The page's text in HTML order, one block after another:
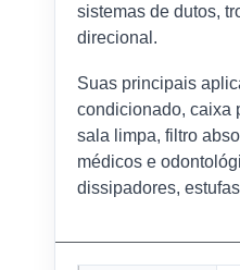
sistemas de dutos,
direcional.
Suas principais
condicionado, caixa
sala limpa, filtro
médicos e
dissipadores,